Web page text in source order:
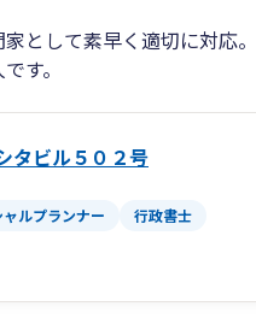
として素早く適切に対応。
す。
タビル５０２号
ルプランナー 行政書士